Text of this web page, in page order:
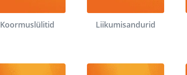
Koormuslülitid Liikumisandurid